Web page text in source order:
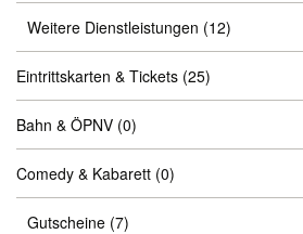
Weitere Dienstleistungen (12)
Eintrittskarten & Tickets (25)
Bahn & ÖPNV (0)
Comedy & Kabarett (0)
Gutscheine (7)